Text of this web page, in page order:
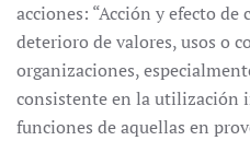
acciones: “Acción y efecto
deterioro de valores, usos o
organizaciones,
consistente en la utilización
funciones de aquellas en